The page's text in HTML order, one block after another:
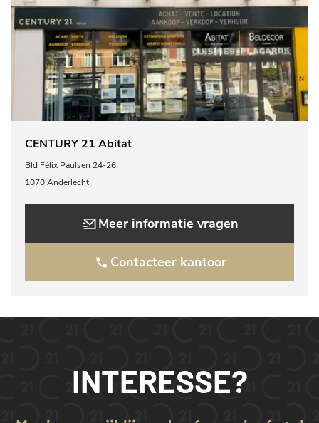
CENTURY 21 Abitat
Bld Félix Paulsen 24-26
1070 Anderlecht
Meer informatie vragen
Contacteer kantoor
INTERESSE?